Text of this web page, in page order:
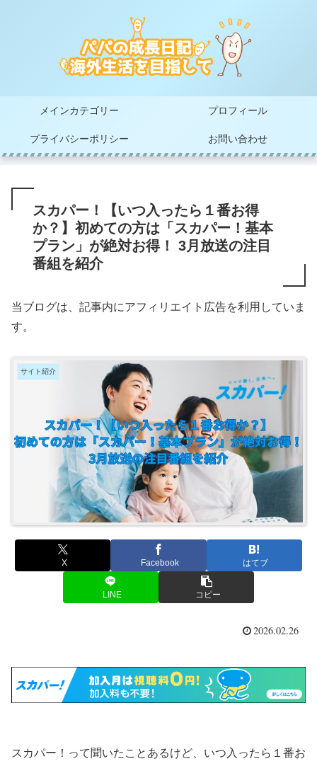
メインカテゴリー プロフィール
プライバシーポリシー お問い合わせ
スカパー！【いつ入ったら１番お得
か？】初めての方は「スカパー！基本
プラン」が絶対お得！ 3月放送の注目
番組を紹介
当ブログは、記事内にアフィリエイト広告を利用していま
す。
サイト紹介
X Facebook はてブ
LINE コピー
2026.02.26
スカパー！って聞いたことあるけど、いつ入ったら１番お